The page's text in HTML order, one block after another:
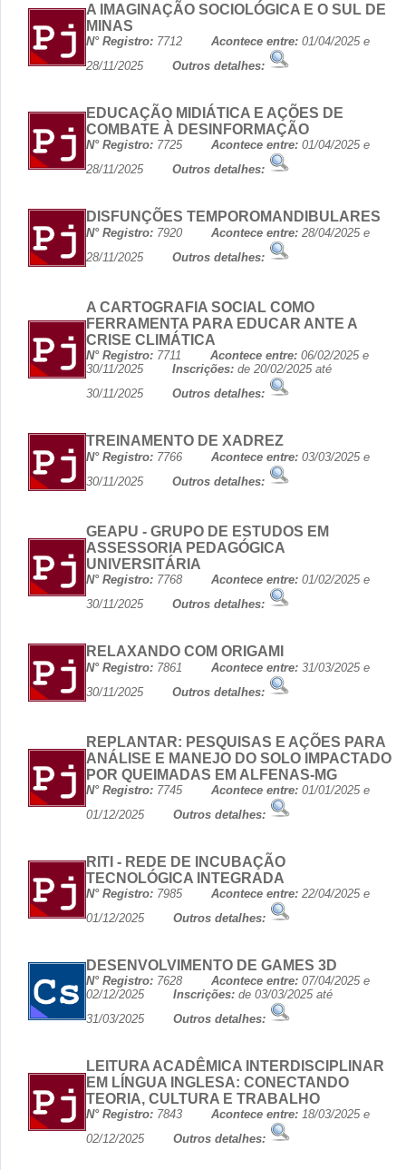
A IMAGINAÇÃO SOCIOLÓGICA E O SUL DE
MINAS
N° Registro: 7712 Acontece entre: 01/04/2025 e
28/11/2025 Outros detalhes:
EDUCAÇÃO MIDIÁTICA E AÇÕES DE
COMBATE À DESINFORMAÇÃO
N° Registro: 7725 Acontece entre: 01/04/2025 e
28/11/2025 Outros detalhes:
DISFUNÇÕES TEMPOROMANDIBULARES
N° Registro: 7920 Acontece entre: 28/04/2025 e
28/11/2025 Outros detalhes:
A CARTOGRAFIA SOCIAL COMO
FERRAMENTA PARA EDUCAR ANTE A
CRISE CLIMÁTICA
N° Registro: 7711 Acontece entre: 06/02/2025 e
30/11/2025 Inscrições: de 20/02/2025 até
30/11/2025 Outros detalhes:
TREINAMENTO DE XADREZ
N° Registro: 7766 Acontece entre: 03/03/2025 e
30/11/2025 Outros detalhes:
GEAPU - GRUPO DE ESTUDOS EM
ASSESSORIA PEDAGÓGICA
UNIVERSITÁRIA
N° Registro: 7768 Acontece entre: 01/02/2025 e
30/11/2025 Outros detalhes:
RELAXANDO COM ORIGAMI
N° Registro: 7861 Acontece entre: 31/03/2025 e
30/11/2025 Outros detalhes:
REPLANTAR: PESQUISAS E AÇÕES PARA
ANÁLISE E MANEJO DO SOLO IMPACTADO
POR QUEIMADAS EM ALFENAS-MG
N° Registro: 7745 Acontece entre: 01/01/2025 e
01/12/2025 Outros detalhes:
RITI - REDE DE INCUBAÇÃO
TECNOLÓGICA INTEGRADA
N° Registro: 7985 Acontece entre: 22/04/2025 e
01/12/2025 Outros detalhes:
DESENVOLVIMENTO DE GAMES 3D
N° Registro: 7628 Acontece entre: 07/04/2025 e
02/12/2025 Inscrições: de 03/03/2025 até
31/03/2025 Outros detalhes:
LEITURA ACADÊMICA INTERDISCIPLINAR
EM LÍNGUA INGLESA: CONECTANDO
TEORIA, CULTURA E TRABALHO
N° Registro: 7843 Acontece entre: 18/03/2025 e
02/12/2025 Outros detalhes: